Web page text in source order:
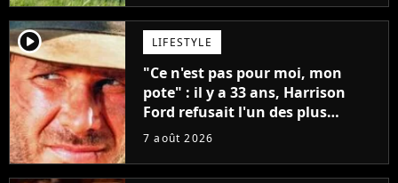
player2 LIFESTYLE
"Ce n'est pas pour moi, mon
pote" : il y a 33 ans, Harrison
Ford refusait l'un des plus
grands succès de tous les temps
7 août 2026